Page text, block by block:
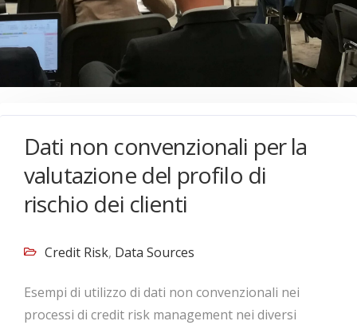
Dati non convenzionali per la
valutazione del profilo di
rischio dei clienti
Credit Risk, Data Sources
Esempi di utilizzo di dati non convenzionali nei
processi di credit risk management nei diversi